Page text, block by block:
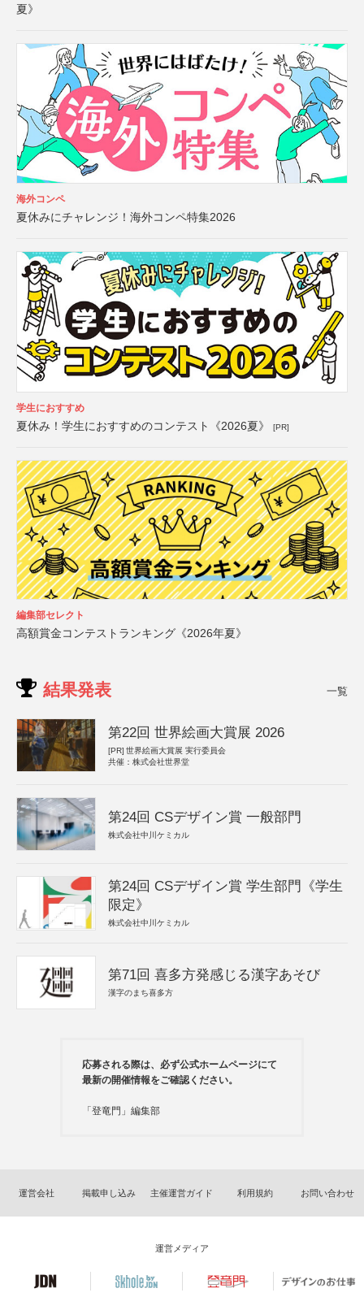
夏》
海外コンペ
夏休みにチャレンジ！海外コンペ特集2026
学生におすすめ
夏休み！学生におすすめのコンテスト《2026夏》 [PR]
編集部セレクト
高額賞金コンテストランキング《2026年夏》
結果発表 一覧
第22回 世界絵画大賞展 2026
[PR] 世界絵画大賞展 実行委員会
共催：株式会社世界堂
第24回 CSデザイン賞 一般部門
株式会社中川ケミカル
第24回 CSデザイン賞 学生部門《学生
限定》
株式会社中川ケミカル
第71回 喜多方発感じる漢字あそび
漢字のまち喜多方
応募される際は、必ず公式ホームページにて
最新の開催情報をご確認ください。
「登竜門」編集部
運営会社 掲載申し込み 主催運営ガイド 利用規約 お問い合わせ
運営メディア